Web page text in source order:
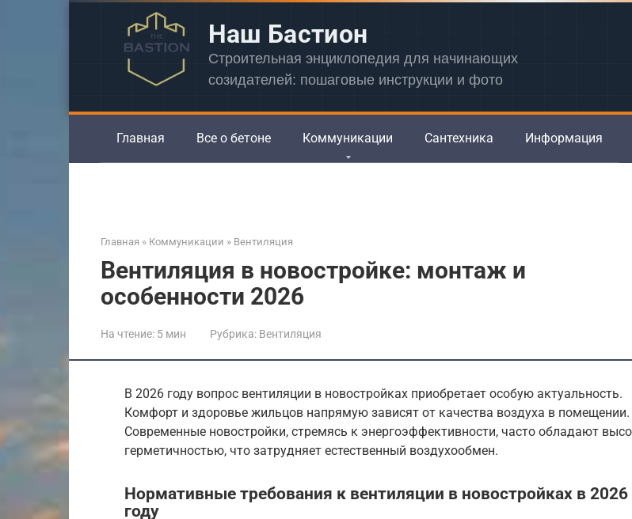
Наш Бастион
Строительная энциклопедия для начинающих
созидателей: пошаговые инструкции и фото
Главная Все о бетоне Коммуникации Сантехника Информация
Главная » Коммуникации » Вентиляция
Вентиляция в новостройке: монтаж и
особенности 2026
На чтение: 5 мин Рубрика: Вентиляция
В 2026 году вопрос вентиляции в новостройках приобретает особую актуальность.
Комфорт и здоровье жильцов напрямую зависят от качества воздуха в помещении.
Современные новостройки, стремясь к энергоэффективности, часто обладают
герметичностью, что затрудняет естественный воздухообмен.
Нормативные требования к вентиляции в новостройках в 2026
году